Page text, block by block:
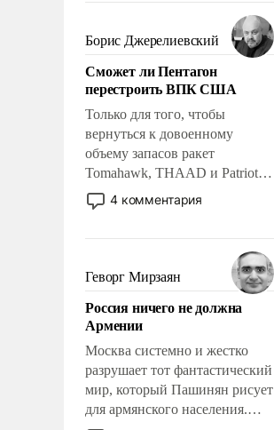
мужественным и твердым под
ударами судьбы, брать на себя
ответственность, помогать
слабым, идти вперед и
адаптироваться.
Борис Джерелиевский
Сможет ли Пентагон
перестроить ВПК США
Только для того, чтобы
вернуться к довоенному
объему запасов ракет
Tomahawk, THAAD и Patriot
США потребуется более трех
лет. Даже небольшая война с
Сложившаяся ситуация
означает многолетний период
уязвимости США, например,
перед Китаем.
4 комментария
Геворг Мирзаян
Россия ничего не должна
Армении
Москва системно и жестко
разрушает тот фантастический
мир, который Пашинян рисует
для армянского населения.